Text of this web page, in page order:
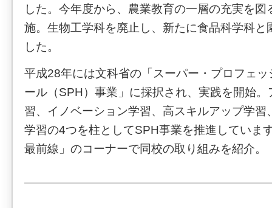
した。今年度から、農業教育の一層の充実を
施。生物工学科を廃止し、新たに食品科学科と
した。
平成28年には文科省の「スーパー・プロフェ
ール（SPH）事業」に採択され、実践を開始
習、イノベーション学習、高スキルアップ学習
学習の4つを柱としてSPH事業を推進していま
最前線」のコーナーで同校の取り組みを紹介。